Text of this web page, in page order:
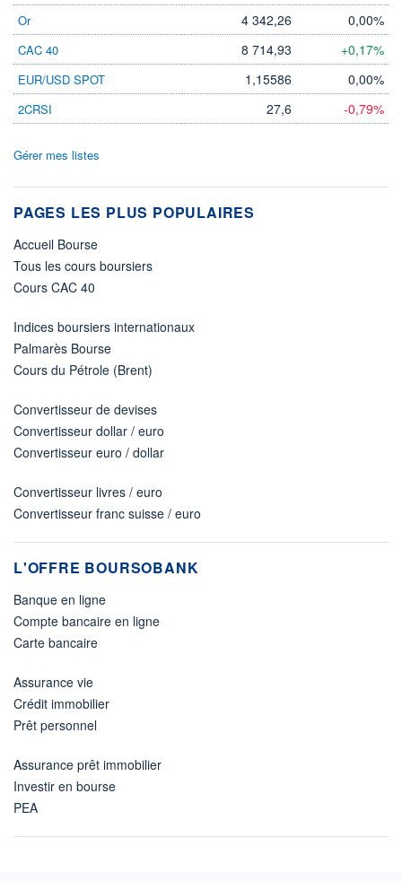
Or 4 342,26 0,00%
CAC 40 8 714,93 +0,17%
EUR/USD SPOT 1,15586 0,00%
2CRSI 27,6 -0,79%
Gérer mes listes
PAGES LES PLUS POPULAIRES
Accueil Bourse
Tous les cours boursiers
Cours CAC 40
Indices boursiers internationaux
Palmarès Bourse
Cours du Pétrole (Brent)
Convertisseur de devises
Convertisseur dollar / euro
Convertisseur euro / dollar
Convertisseur livres / euro
Convertisseur franc suisse / euro
L'OFFRE BOURSOBANK
Banque en ligne
Compte bancaire en ligne
Carte bancaire
Assurance vie
Crédit immobilier
Prêt personnel
Assurance prêt immobilier
Investir en bourse
PEA